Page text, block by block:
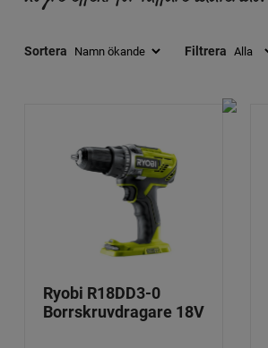
Sortera Filtrera
Ryobi R18DD3-0
Borrskruvdragare 18V